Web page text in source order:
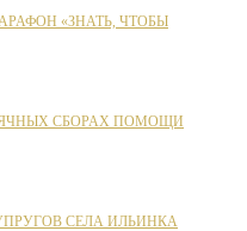
«ЗНАТЬ, ЧТОБЫ
СБОРАХ ПОМОЩИ
СЕЛА ИЛЬИНКА